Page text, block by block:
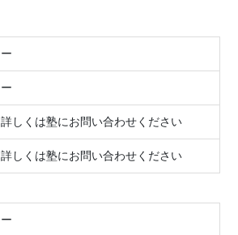
ー
ー
詳しくは塾にお問い合わせください
詳しくは塾にお問い合わせください
ー